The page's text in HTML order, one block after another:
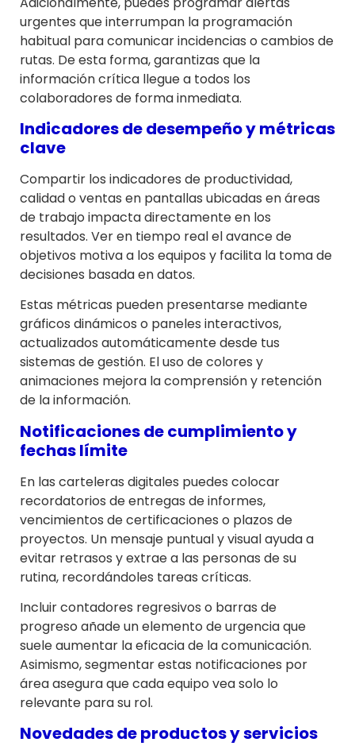
urgentes que interrumpan la programación
habitual para comunicar incidencias o cambios de
rutas. De esta forma, garantizas que la
información crítica llegue a todos los
colaboradores de forma inmediata.
Indicadores de desempeño y métricas
clave
Compartir los indicadores de productividad,
calidad o ventas en pantallas ubicadas en áreas
de trabajo impacta directamente en los
resultados. Ver en tiempo real el avance de
objetivos motiva a los equipos y facilita la toma de
decisiones basada en datos.
Estas métricas pueden presentarse mediante
gráficos dinámicos o paneles interactivos,
actualizados automáticamente desde tus
sistemas de gestión. El uso de colores y
animaciones mejora la comprensión y retención
de la información.
Notificaciones de cumplimiento y
fechas límite
En las carteleras digitales puedes colocar
recordatorios de entregas de informes,
vencimientos de certificaciones o plazos de
proyectos. Un mensaje puntual y visual ayuda a
evitar retrasos y extrae a las personas de su
rutina, recordándoles tareas críticas.
Incluir contadores regresivos o barras de
progreso añade un elemento de urgencia que
suele aumentar la eficacia de la comunicación.
Asimismo, segmentar estas notificaciones por
área asegura que cada equipo vea solo lo
relevante para su rol.
Novedades de productos y servicios